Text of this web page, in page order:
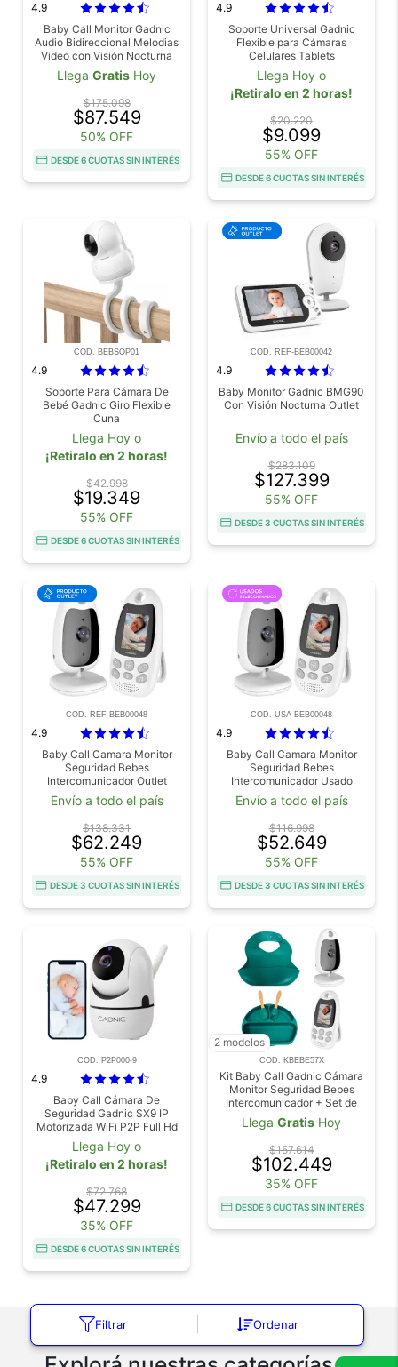
Filtrar Ordenar
4.9
Baby Call Monitor Gadnic
Audio Bidireccional Melodias
Video con Visión Nocturna
Sensor Temperatura Bateria
540mAh
Llega Gratis Hoy
$175.098
$87.549
50% OFF
DESDE 6 CUOTAS SIN INTERÉS
4.9
Soporte Universal Gadnic
Flexible para Cámaras
Celulares Tablets
Llega Hoy o
¡Retiralo en 2 horas!
$20.220
$9.099
55% OFF
DESDE 6 CUOTAS SIN INTERÉS
COD. BEBSOP01
4.9
Soporte Para Cámara De
Bebé Gadnic Giro Flexible
Cuna
Llega Hoy o
¡Retiralo en 2 horas!
$42.998
$19.349
55% OFF
DESDE 6 CUOTAS SIN INTERÉS
COD. REF-BEB00042
4.9
Baby Monitor Gadnic BMG90
Con Visión Nocturna Outlet
Envío a todo el país
$283.109
$127.399
55% OFF
DESDE 3 CUOTAS SIN INTERÉS
COD. REF-BEB00048
4.9
Baby Call Camara Monitor
Seguridad Bebes
Intercomunicador Outlet
Envío a todo el país
$138.331
$62.249
55% OFF
DESDE 3 CUOTAS SIN INTERÉS
COD. USA-BEB00048
4.9
Baby Call Camara Monitor
Seguridad Bebes
Intercomunicador Usado
Envío a todo el país
$116.998
$52.649
55% OFF
DESDE 3 CUOTAS SIN INTERÉS
COD. P2P000-9
4.9
Baby Call Cámara De
Seguridad Gadnic SX9 IP
Motorizada WiFi P2P Full Hd
Visión Nocturna
Llega Hoy o
¡Retiralo en 2 horas!
$72.768
$47.299
35% OFF
DESDE 6 CUOTAS SIN INTERÉS
2 modelos
COD. KBEBE57X
Kit Baby Call Gadnic Cámara
Monitor Seguridad Bebes
Intercomunicador + Set de
Alimentación para Bebés
Gadnic Silicona
Llega Gratis Hoy
$157.614
$102.449
35% OFF
DESDE 6 CUOTAS SIN INTERÉS